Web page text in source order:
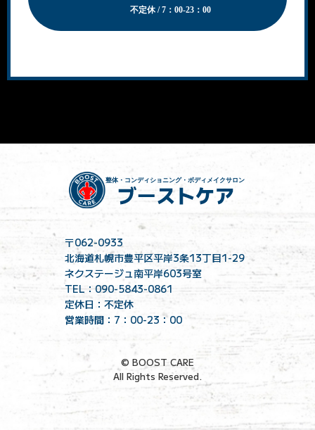
不定休 / 7：00-23：00
〒062-0933
北海道札幌市豊平区平岸3条13丁目1-29
ネクステージュ南平岸603号室
TEL：090-5843-0861
定休日：不定休
営業時間：7：00-23：00
© BOOST CARE
All Rights Reserved.